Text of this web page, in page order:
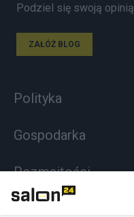
Podziel się swoją opinią
ZAŁÓŻ BLOG
Polityka
Gospodarka
Rozmaitości